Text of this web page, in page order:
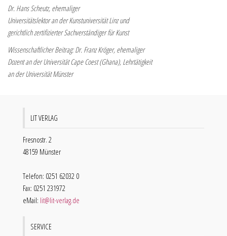
Dr. Hans Scheutz, ehemaliger
Universitätslektor an der Kunstuniversität Linz und
gerichtlich zertifizierter Sachverständiger für Kunst
Wissenschaftlicher Beitrag: Dr. Franz Kröger, ehemaliger
Dozent an der Universität Cape Coest (Ghana), Lehrtätigkeit
an der Universität Münster
LIT VERLAG
Fresnostr. 2
48159 Münster
Telefon: 0251 62032 0
Fax: 0251 231972
eMail: lit@lit-verlag.de
SERVICE